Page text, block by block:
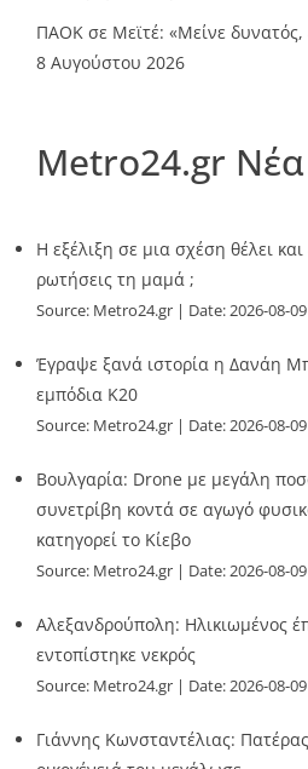
ΠΑΟΚ σε Μεϊτέ: «Μείνε δυνατός,
8 Αυγούστου 2026
Metro24.gr Νέα
Η εξέλιξη σε μια σχέση θέλει
ρωτήσεις τη μαμά ;
Source: Metro24.gr Date: 2026-08-09
Έγραψε ξανά ιστορία η Δανάη
εμπόδια Κ20
Source: Metro24.gr Date: 2026-08-09
Βουλγαρία: Drone με μεγάλη
συνετρίβη κοντά σε αγωγό
κατηγορεί το Κίεβο
Source: Metro24.gr Date: 2026-08-09
Αλεξανδρούπολη: Ηλικιωμένος
εντοπίστηκε νεκρός
Source: Metro24.gr Date: 2026-08-09
Γιάννης Κωνσταντέλιας: